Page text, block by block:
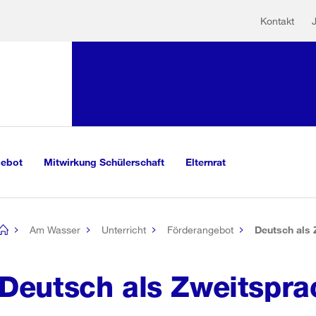
Kontakt
Mitwirkung Schülerschaft Elternrat
Am Wasser Unterricht Förderangebot Deutsch als
Deutsch als